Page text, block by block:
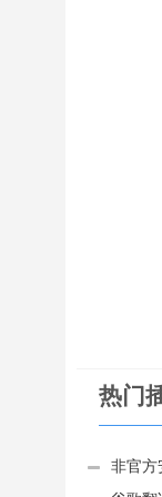
热门
非官